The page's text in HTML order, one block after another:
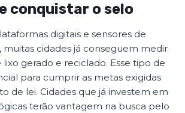
conquistar o selo
digitais e sensores de
cidades já conseguem medir
gerado e reciclado. Esse tipo de
para cumprir as metas exigidas
de lei. Cidades que já investem em
terão vantagem na busca pelo